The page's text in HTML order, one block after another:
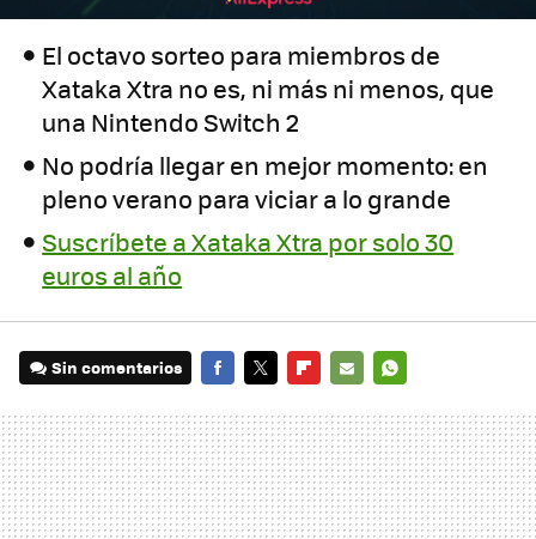
El octavo sorteo para miembros de
Xataka Xtra no es, ni más ni menos, que
una Nintendo Switch 2
No podría llegar en mejor momento: en
pleno verano para viciar a lo grande
Suscríbete a Xataka Xtra por solo 30
euros al año
Sin comentarios
MAIL